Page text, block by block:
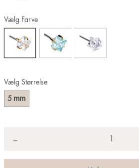
Vælg Størrelse
5 mm
Vælg Farve
−